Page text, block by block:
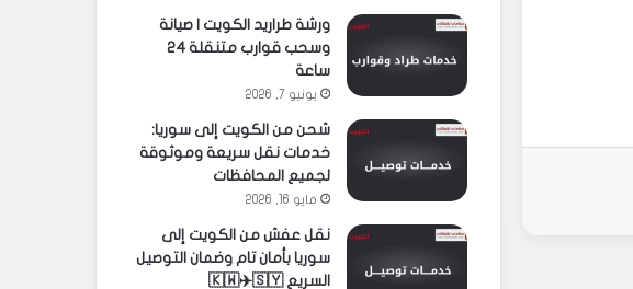
ورشة طراريد الكويت | صيانة
وسحب قوارب متنقلة 24
ساعة
يونيو 7, 2026
شحن من الكويت إلى سوريا:
خدمات نقل سريعة وموثوقة
لجميع المحافظات
مايو 16, 2026
نقل عفش من الكويت إلى
سوريا بأمان تام وضمان التوصيل
السريع 🇰🇼✈️🇸🇾